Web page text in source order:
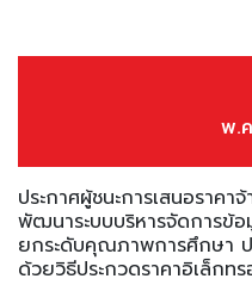
พ.
ประกาศผู้ชนะการเสนอราคา
พัฒนาระบบบริหารจัดการข้
ยกระดับคุณภาพการศึกษา
ด้วยวิธีประกวดราคาอิเล็กท